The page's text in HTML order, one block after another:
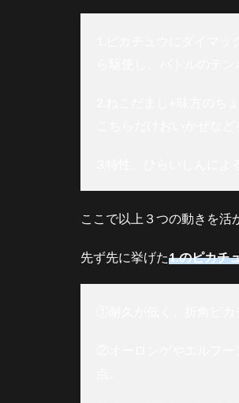
立
その
2：ジ
ュラの
ここで以上３つの動きを活
先ず先に挙げた1.のピカチ